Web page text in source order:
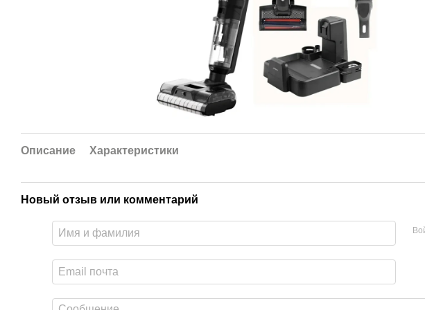
Описание Характеристики
Новый отзыв или комментарий